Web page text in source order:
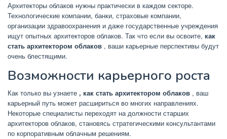
Архитекторы облаков нужны практически в каждом секторе.
Технологические компании, банки, страховые компании,
организации здравоохранения и даже государственные учреждения
ищут опытных архитекторов облаков. Так что если вы освоите, как
стать архитектором облаков , ваши карьерные перспективы будут
очень блестящими.
Возможности карьерного роста
Как только вы узнаете , как стать архитектором облаков , ваш
карьерный путь может расшириться во многих направлениях.
Некоторые специалисты переходят на должности старших
архитекторов облаков, становясь стратегическими консультантами
по корпоративным облачным решениям.